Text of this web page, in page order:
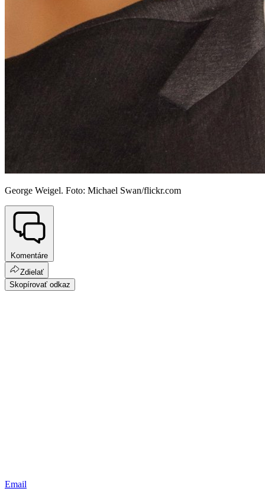
George Weigel. Foto: Michael Swan/flickr.com
Komentáre
Zdielať
Skopírovať odkaz
Email